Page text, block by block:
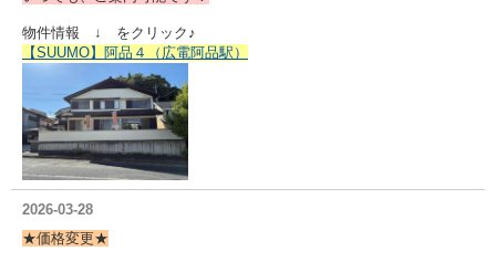
物件情報 ↓ をクリック♪
【SUUMO】阿品４（広電阿品駅）
2026-03-28
★価格変更★